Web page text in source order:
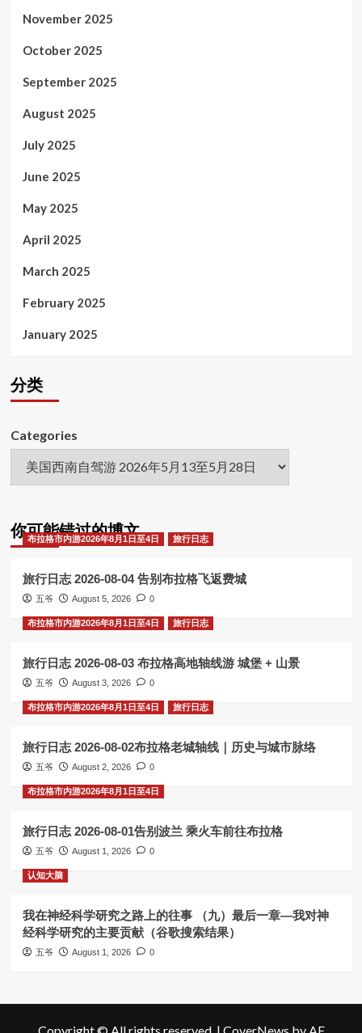
November 2025
October 2025
September 2025
August 2025
July 2025
June 2025
May 2025
April 2025
March 2025
February 2025
January 2025
分类
Categories
你可能错过的博文
布拉格市内游2026年8月1日至4日 旅行日志
旅行日志 2026-08-04 告别布拉格飞返费城
五爷 August 5, 2026 0
布拉格市内游2026年8月1日至4日 旅行日志
旅行日志 2026-08-03 布拉格高地轴线游 城堡 + 山景
五爷 August 3, 2026 0
布拉格市内游2026年8月1日至4日 旅行日志
旅行日志 2026-08-02布拉格老城轴线｜历史与城市脉络
五爷 August 2, 2026 0
布拉格市内游2026年8月1日至4日
旅行日志 2026-08-01告别波兰 乘火车前往布拉格
五爷 August 1, 2026 0
认知大脑
我在神经科学研究之路上的往事 （九）最后一章—我对神
经科学研究的主要贡献（谷歌搜索结果）
五爷 August 1, 2026 0